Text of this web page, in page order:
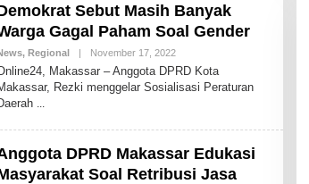
Sebut Masih Banyak
Gagal Paham Soal Gender
, Regional | November 17, 2022B
Y
A
N
I
A
D
Makassar – Anggota DPRD Kota
Rezki menggelar Sosialisasi Peraturan
DPRD Makassar Edukasi
Soal Retribusi Jasa